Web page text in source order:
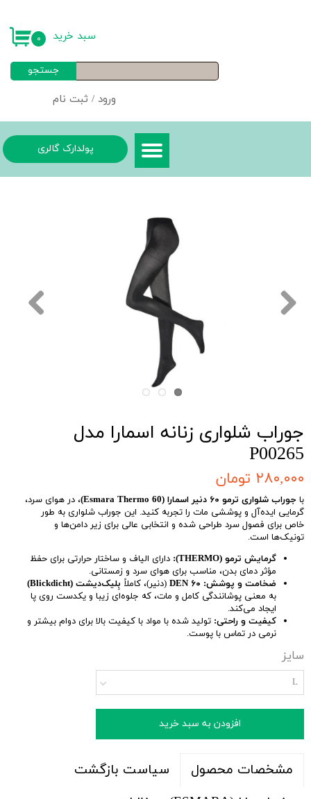
ورود / ثبت نام
خروج از حساب کاربری
جستجو
۰ سبد خرید
پولدارک گالری
جوراب شلواری زنانه اسمارا مدل
P00265
۲۸۰,۰۰۰ تومان
با جوراب شلواری ترمو ۶۰ دنیر اسمارا (Esmara Thermo 60)
، در هوای سرد،
گرمایی ایده‌آل و پوششی مات را تجربه کنید. این جوراب شلواری به طور
خاص برای فصول سرد طراحی شده و انتخابی عالی برای زیر دامن‌ها و
تونیک‌ها است.
گرمایش ترمو (THERMO):
دارای الیاف و ساختار حرارتی برای حفظ
مؤثر دمای بدن، مناسب برای هوای سرد و زمستانی.
ضخامت و پوشش: ۶۰ DEN (دنیر)، کاملاً بِلیک‌دیشت (Blickdicht)
به معنی پوشانندگی کامل و مات، که جلوه‌ای زیبا و یکدست روی پا
ایجاد می‌کند.
کیفیت و راحتی: تولید شده با مواد با کیفیت بالا برای دوام بیشتر و
نرمی در تماس با پوست.
سایز
L
افزودن به سبد خرید
مشخصات محصول
سیاست بازگشت